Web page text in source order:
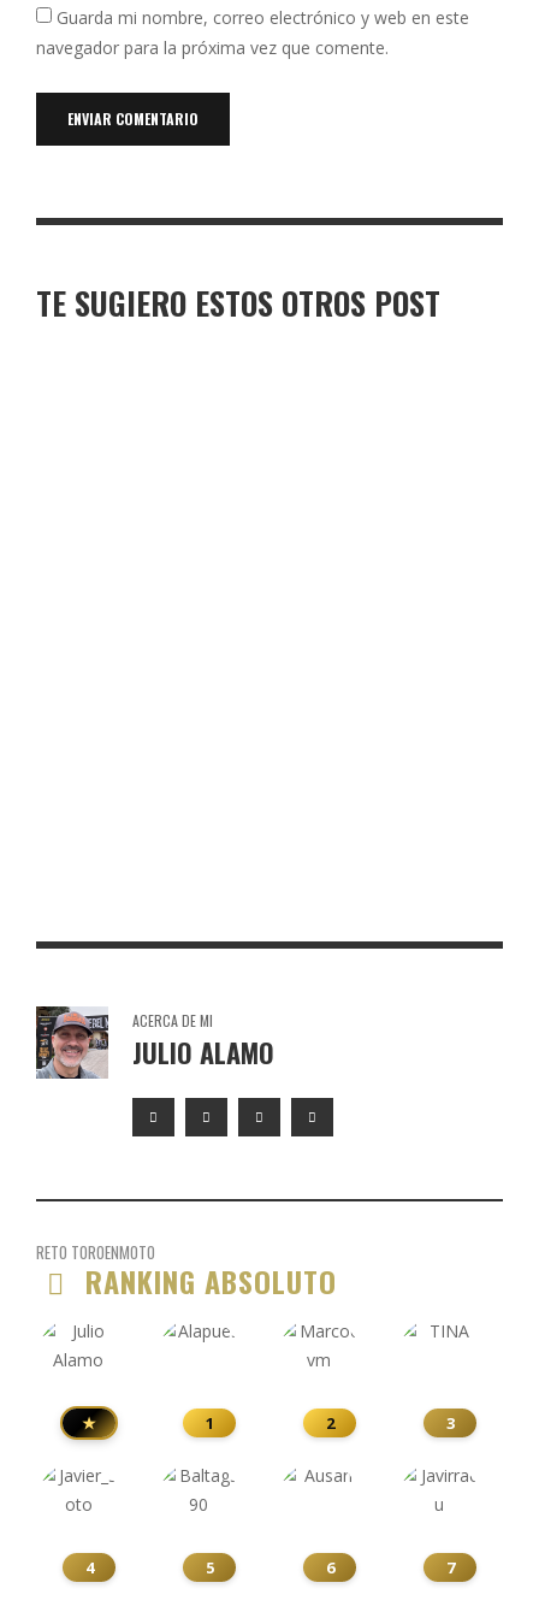
Guarda mi nombre, correo electrónico y web en este
navegador para la próxima vez que comente.
TE SUGIERO ESTOS OTROS POST
ACERCA DE MI
JULIO ALAMO
RETO TOROENMOTO
RANKING ABSOLUTO
★ 1 2 3
4 5 6 7